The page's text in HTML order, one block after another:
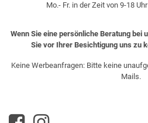
Mo.- Fr. in der Zeit von 9-18
Wenn Sie eine persönliche Beratung bei
Sie vor Ihrer Besichtigung uns zu
Keine Werbeanfragen: Bitte keine
Mails.